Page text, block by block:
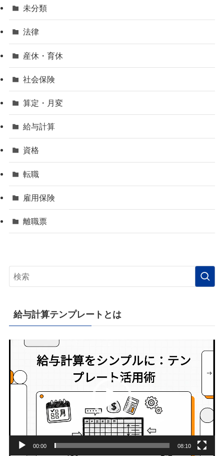
未分類
法律
産休・育休
社会保険
算定・月変
給与計算
資格
転職
雇用保険
離職票
給与計算テンプレートとは
プ
レ
00:00 08:10